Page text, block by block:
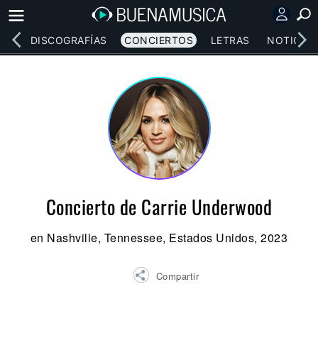
DISCOGRAFÍAS CONCIERTOS LETRAS NOTICIAS
Concierto de Carrie Underwood
en Nashville, Tennessee, Estados Unidos, 2023
Compartir